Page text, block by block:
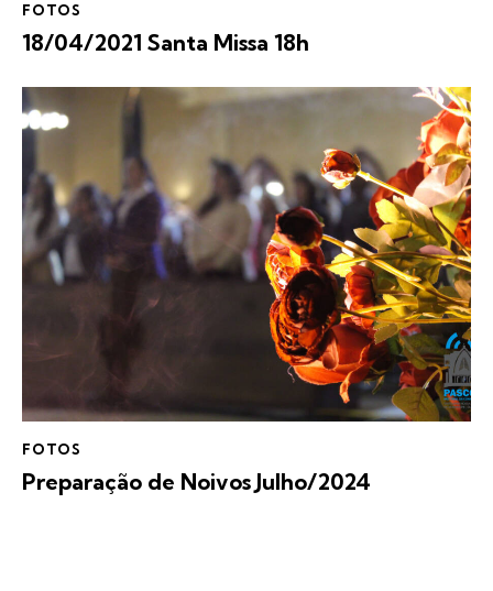
FOTOS
18/04/2021 Santa Missa 18h
FOTOS
Preparação de Noivos Julho/2024